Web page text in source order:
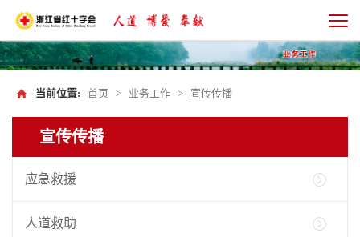
当前位置: 首页 > 业务工作 > 宣传传播
宣传传播
应急救援
人道救助